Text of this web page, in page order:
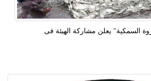
السمكية" يعلن مشاركة الهيئة فى